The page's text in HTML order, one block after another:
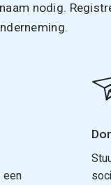
nodig.
een